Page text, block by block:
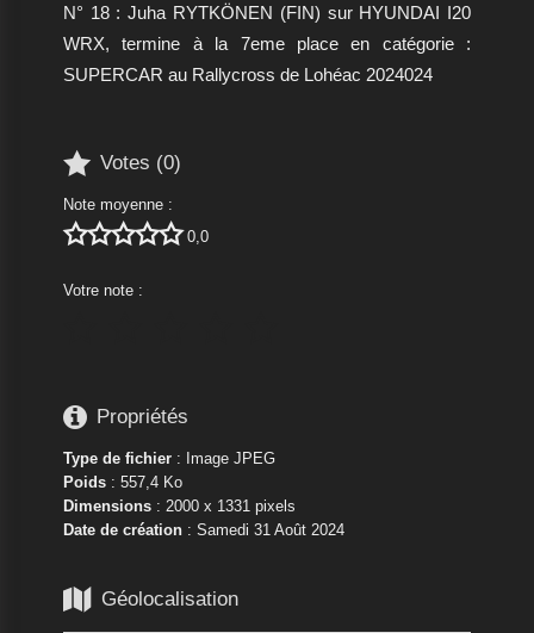
N° 18 : Juha RYTKÖNEN (FIN) sur HYUNDAI I20
WRX, termine à la 7eme place en catégorie :
SUPERCAR au Rallycross de Lohéac 2024024
 Votes (0)
Note moyenne :
 0,0
Votre note :
 Propriétés
Type de fichier: Image JPEG
Poids: 557,4 Ko
Dimensions: 2000 x 1331 pixels
Date de création: Samedi 31 Août 2024
 Géolocalisation